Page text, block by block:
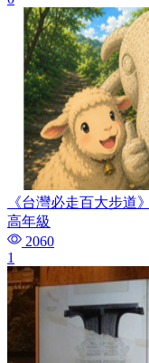
《台灣必走百大步道
高年級
2060
1